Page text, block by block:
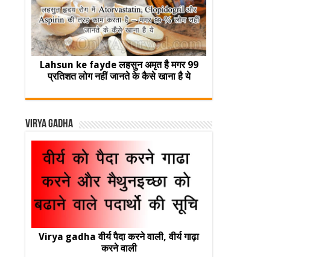
Lahsun ke fayde लहसुन अमृत है मगर 99
प्रतिशत लोग नहीं जानते के कैसे खाना है ये
Virya Gadha
Virya gadha वीर्य पैदा करने वाली, वीर्य गाढ़ा
करने वाली